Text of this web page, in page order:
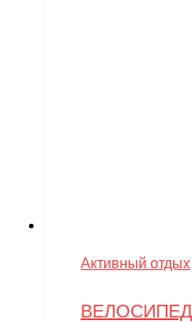
Активный отдых
ВЕЛОСИПЕД